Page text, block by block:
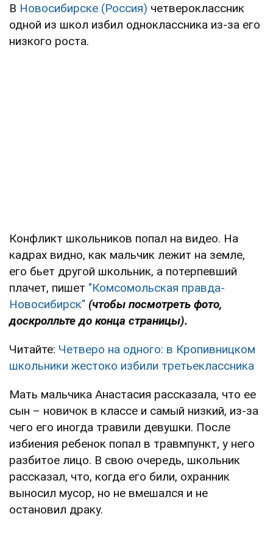
В Новосибирске (Россия) четвероклассник
одной из школ избил одноклассника из-за его
низкого роста.
Конфликт школьников попал на видео. На
кадрах видно, как мальчик лежит на земле,
его бьет другой школьник, а потерпевший
плачет, пишет "Комсомольская правда-
Новосибирск" (чтобы посмотреть фото,
доскролльте до конца страницы).
Читайте: Четверо на одного: в Кропивницком
школьники жестоко избили третьеклассника
Мать мальчика Анастасия рассказала, что ее
сын – новичок в классе и самый низкий, из-за
чего его иногда травили девушки. После
избиения ребенок попал в травмпункт, у него
разбитое лицо. В свою очередь, школьник
рассказал, что, когда его били, охранник
выносил мусор, но не вмешался и не
остановил драку.